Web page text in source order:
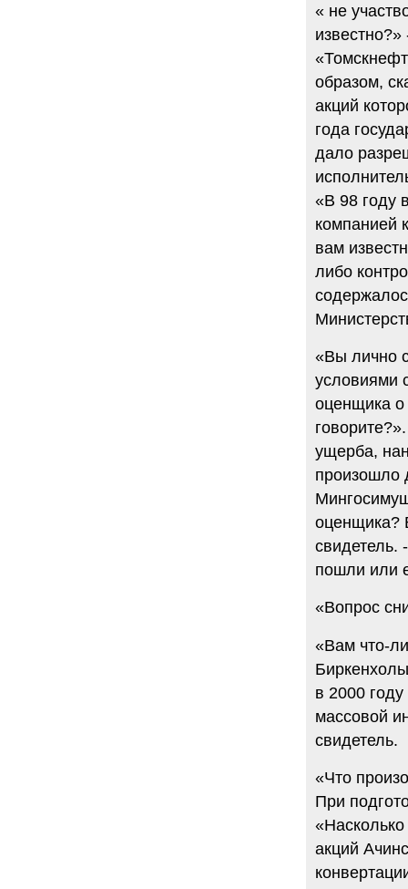
« не
образом,
акций
года
дало
«В 98 году
компанией
вам
либо
«Вы лично
условиями
оценщика о
ущерба,
произошло
оценщика?
свидетель.
пошли или
«Вопрос
«Вам что-
в 2000
массовой
свидетель.
«Что
При
акций